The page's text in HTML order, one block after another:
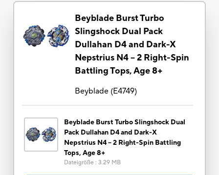
Beyblade Burst Turbo
Slingshock Dual Pack
Dullahan D4 and Dark-X
Nepstrius N4 – 2 Right-Spin
Battling Tops, Age 8+
Beyblade(E4749)
Beyblade Burst Turbo Slingshock Dual
Pack Dullahan D4 and Dark-X
Nepstrius N4 – 2 Right-Spin Battling
Tops, Age 8+
Dateigröße : 3.29 MB